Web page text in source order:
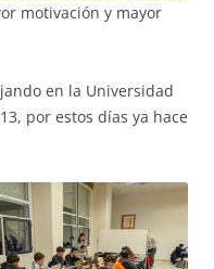
motivación y mayor
en la Universidad
por estos días ya hace